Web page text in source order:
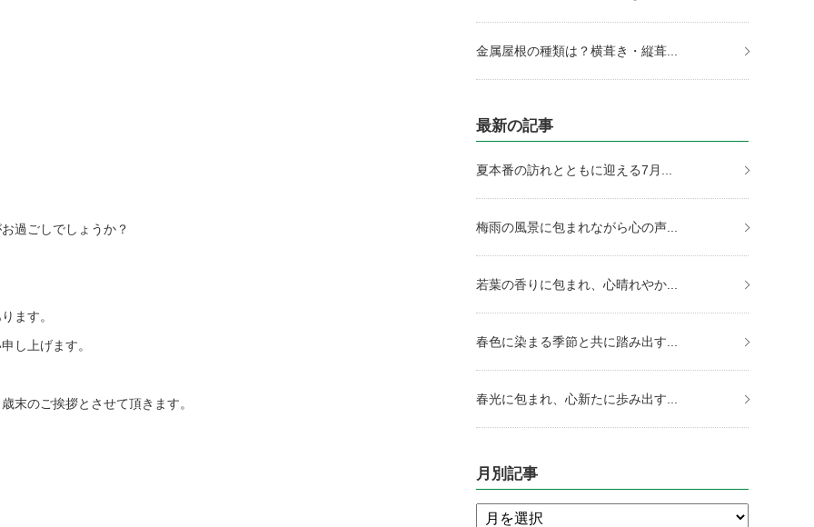
過ごしでしょうか？
ます。
し上げます。
末のご挨拶とさせて頂きます。
金属屋根の種類は？横葺き・縦葺...
最新の記事
夏本番の訪れとともに迎える7月...
梅雨の風景に包まれながら心の声...
若葉の香りに包まれ、心晴れやか...
春色に染まる季節と共に踏み出す...
春光に包まれ、心新たに歩み出す...
月別記事